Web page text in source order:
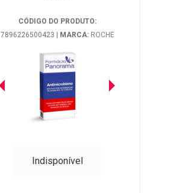
CÓDIGO DO PRODUTO:
7896226500423
MARCA: ROCHE
Indisponível